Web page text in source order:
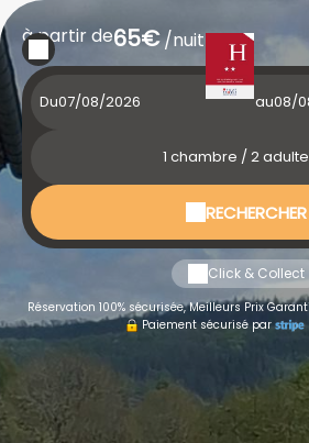
à partir de65€/nuit
Du au
1 chambre /2
RECHERCHER
Click & Collect
Réservation 100% sécurisée, Meilleurs Prix
Paiement sécurisé par